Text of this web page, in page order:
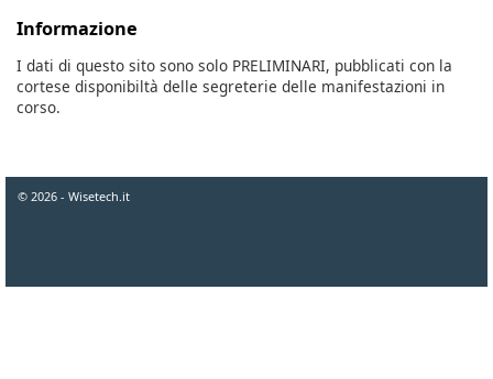
Informazione
I dati di questo sito sono solo PRELIMINARI, pubblicati con la
cortese disponibiltà delle segreterie delle manifestazioni in
corso.
© 2026 - Wisetech.it